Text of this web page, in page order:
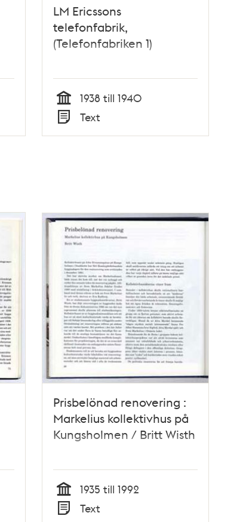
LM Ericssons
telefonfabrik,
(Telefonfabriken 1)
Tid
1938 till 1940
Typ
Text
Prisbelönad renovering :
Markelius kollektivhus på
Kungsholmen / Britt Wisth
Tid
1935 till 1992
Text